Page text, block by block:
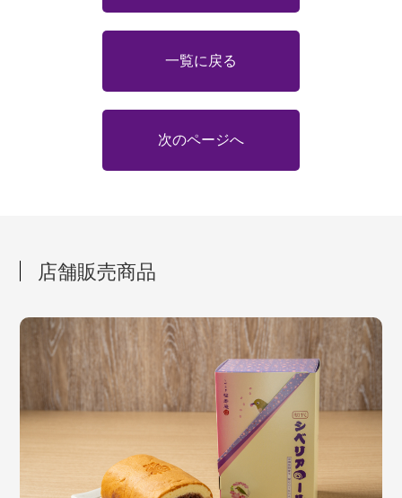
一覧に戻る
次のページへ
店舗販売商品